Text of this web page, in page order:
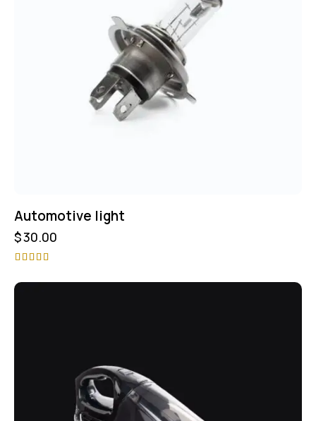
Automotive light
$30.00
con